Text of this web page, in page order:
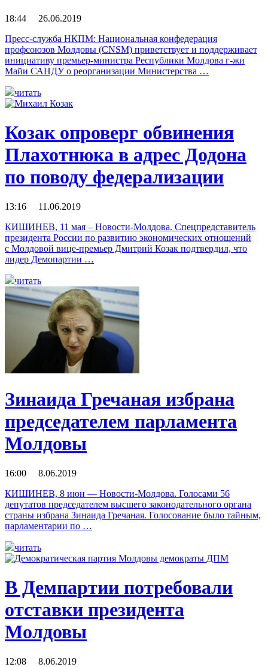
18:44 26.06.2019
Пресс-служба НКПМ: Национальная конфедерация
профсоюзов Молдовы (CNSM) приветствует и поддерживает
инициативу премьер-министра Республики Молдова г-жи
Майи САНДУ о реорганизации Министерства …
читать
Козак опроверг обвинения
Плахотнюка в адрес Додона
по поводу федерализации
13:16 11.06.2019
КИШИНЕВ, 11 мая – Новости-Молдова. Спецпредставитель
президента России по развитию экономических отношений
с Молдовой вице-премьер Дмитрий Козак подтвердил, что
лидер Демопартии …
читать
Зинаида Гречаная избрана
председателем парламента
Молдовы
16:00 8.06.2019
КИШИНЕВ, 8 июн — Новости-Молдова. Голосами 56
депутатов председателем высшего законодательного органа
страны избрана Зинаида Гречаная. Голосование было тайным,
парламентарии по …
читать
В Демпартии потребовали
отставки президента
Молдовы
12:08 8.06.2019